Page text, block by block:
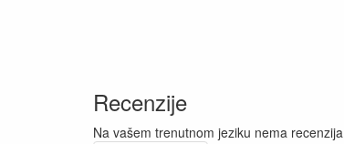
Recenzije
Na vašem trenutnom jeziku nema recenzija